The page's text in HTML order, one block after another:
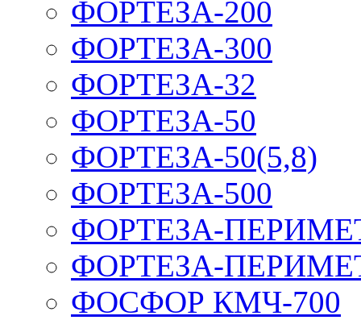
ФОРТЕЗА-200
ФОРТЕЗА-300
ФОРТЕЗА-32
ФОРТЕЗА-50
ФОРТЕЗА-50(5,8)
ФОРТЕЗА-500
ФОРТЕЗА-
ФОРТЕЗА-
ФОСФОР КМЧ-700